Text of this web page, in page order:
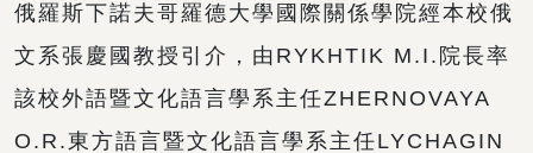
俄羅斯下諾夫哥羅德大學國際關係學院經本校俄
文系張慶國教授引介，由RYKHTIK M.I.院長率
該校外語暨文化語言學系主任ZHERNOVAYA
O.R.東方語言暨文化語言學系主任LYCHAGIN